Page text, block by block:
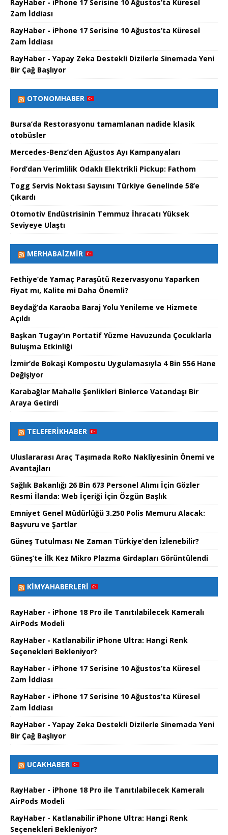
RayHaber - iPhone 17 Serisine 10 Ağustos’ta Küresel
Zam İddiası
RayHaber - iPhone 17 Serisine 10 Ağustos’ta Küresel
Zam İddiası
RayHaber - Yapay Zeka Destekli Dizilerle Sinemada Yeni
Bir Çağ Başlıyor
OTONOMHABER
Bursa’da Restorasyonu tamamlanan nadide klasik
otobüsler
Mercedes-Benz’den Ağustos Ayı Kampanyaları
Ford’dan Verimlilik Odaklı Elektrikli Pickup: Fathom
Togg Servis Noktası Sayısını Türkiye Genelinde 58’e
Çıkardı
Otomotiv Endüstrisinin Temmuz İhracatı Yüksek
Seviyeye Ulaştı
MERHABAİZMIR
Fethiye’de Yamaç Paraşütü Rezervasyonu Yaparken
Fiyat mı, Kalite mi Daha Önemli?
Beydağ’da Karaoba Baraj Yolu Yenileme ve Hizmete
Açıldı
Başkan Tugay’ın Portatif Yüzme Havuzunda Çocuklarla
Buluşma Etkinliği
İzmir’de Bokaşi Kompostu Uygulamasıyla 4 Bin 556 Hane
Değişiyor
Karabağlar Mahalle Şenlikleri Binlerce Vatandaşı Bir
Araya Getirdi
TELEFERIKHABER
Uluslararası Araç Taşımada RoRo Nakliyesinin Önemi ve
Avantajları
Sağlık Bakanlığı 26 Bin 673 Personel Alımı İçin Gözler
Resmi İlanda: Web İçeriği İçin Özgün Başlık
Emniyet Genel Müdürlüğü 3.250 Polis Memuru Alacak:
Başvuru ve Şartlar
Güneş Tutulması Ne Zaman Türkiye’den İzlenebilir?
Güneş’te İlk Kez Mikro Plazma Girdapları Görüntülendi
KIMYAHABERLERI
RayHaber - iPhone 18 Pro ile Tanıtılabilecek Kameralı
AirPods Modeli
RayHaber - Katlanabilir iPhone Ultra: Hangi Renk
Seçenekleri Bekleniyor?
RayHaber - iPhone 17 Serisine 10 Ağustos’ta Küresel
Zam İddiası
RayHaber - iPhone 17 Serisine 10 Ağustos’ta Küresel
Zam İddiası
RayHaber - Yapay Zeka Destekli Dizilerle Sinemada Yeni
Bir Çağ Başlıyor
UCAKHABER
RayHaber - iPhone 18 Pro ile Tanıtılabilecek Kameralı
AirPods Modeli
RayHaber - Katlanabilir iPhone Ultra: Hangi Renk
Seçenekleri Bekleniyor?